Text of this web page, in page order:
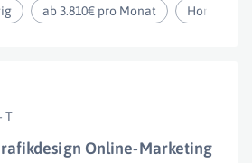
ab 3.810€ pro Monat
T
Online-Marketing